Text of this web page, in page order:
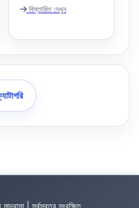
বিস্তারিত দেখুন
| সর্বস্বত্ব সংরক্ষিত